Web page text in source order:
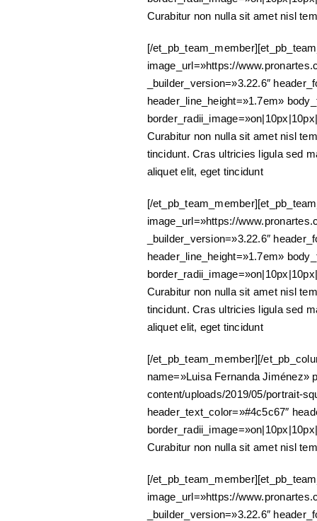
Curabitur non nulla sit amet nisl
[/
image_url=»https://
_builder_version=»3.22.6″
header_line_height=»1.7em»
Curabitur non nulla sit amet nisl
tincidunt. Cras ultricies ligula sed
aliquet elit, eget tincidunt
[/
image_url=»https://
_builder_version=»3.22.6″
header_line_height=»1.7em»
Curabitur non nulla sit amet nisl
tincidunt. Cras ultricies ligula sed
aliquet elit, eget tincidunt
[/et_pb_team_member][/
name=»Luisa Fernanda Jiménez»
content/uploads/2019/05/portrait-
header_text_color=»#4c5c67″
Curabitur non nulla sit amet nisl
[/
image_url=»https://
_builder_version=»3.22.6″